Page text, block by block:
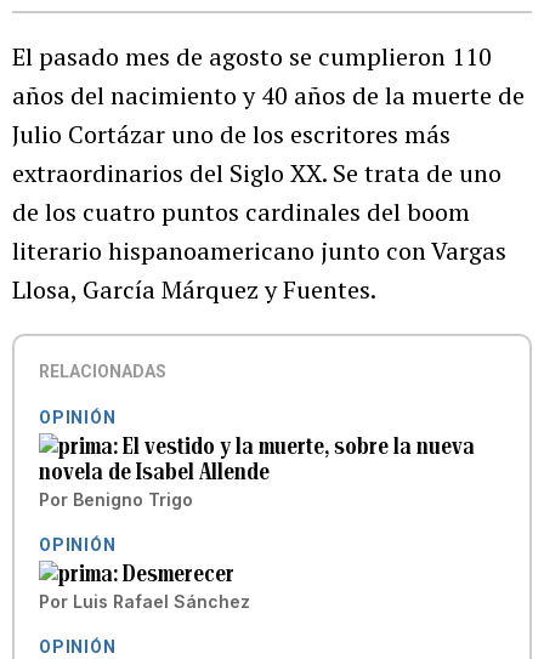
El pasado mes de agosto se cumplieron 110
años del nacimiento y 40 años de la muerte de
Julio Cortázar uno de los escritores más
extraordinarios del Siglo XX. Se trata de uno
de los cuatro puntos cardinales del boom
literario hispanoamericano junto con Vargas
Llosa, García Márquez y Fuentes.
RELACIONADAS
OPINIÓN
El vestido y la muerte, sobre la nueva
novela de Isabel Allende
Por Benigno Trigo
OPINIÓN
Desmerecer
Por Luis Rafael Sánchez
OPINIÓN